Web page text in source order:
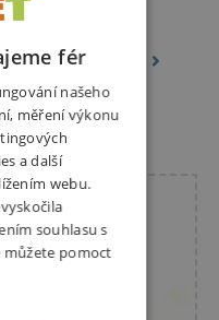
Knížky pro nejmenší
fér
našeho
měření výkonu
a další
webu.
souhlasu s
můžete pomoct